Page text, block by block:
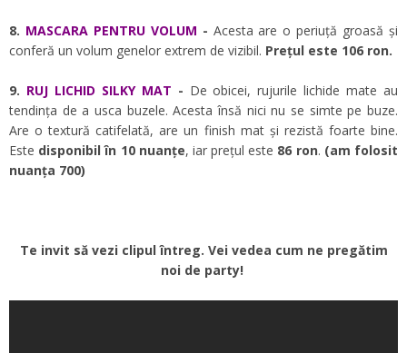
8. MASCARA PENTRU VOLUM - Acesta are o periuță groasă și
conferă un volum genelor extrem de vizibil. Prețul este 106 ron.
9. RUJ LICHID SILKY MAT - De obicei, rujurile lichide mate au
tendința de a usca buzele. Acesta însă nici nu se simte pe buze.
Are o textură catifelată, are un finish mat și rezistă foarte bine.
Este disponibil în 10 nuanțe, iar prețul este 86 ron. (am folosit
nuanța 700)
Te invit să vezi clipul întreg. Vei vedea cum ne pregătim
noi de party!